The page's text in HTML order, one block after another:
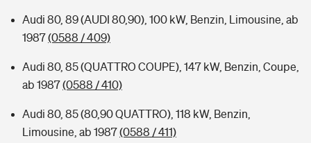
Audi 80, 89 (AUDI 80,90), 100 kW, Benzin, Limousine, ab
1987(0588 / 409)
Audi 80, 85 (QUATTRO COUPE), 147 kW, Benzin, Coupe,
ab 1987(0588 / 410)
Audi 80, 85 (80,90 QUATTRO), 118 kW, Benzin,
Limousine, ab 1987(0588 / 411)